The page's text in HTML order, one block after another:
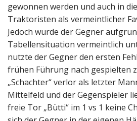
gewonnen werden und auch in
Traktoristen als vermeintlicher
Jedoch wurde der Gegner
Tabellensituation vermeintlich
nutzte der Gegner den ersten
frühen Führung nach gespielten
„Schachter“ verlor als letzter
Mittelfeld und der Gegenspieler
freie Tor „Bütti“ im 1 vs 1 keine